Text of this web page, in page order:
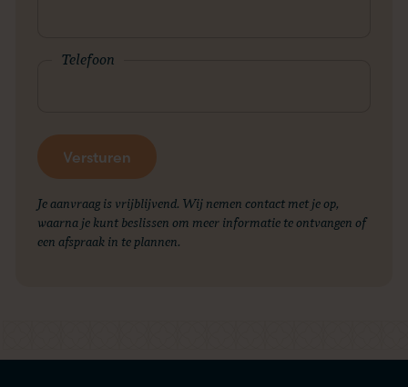
Telefoon
Je aanvraag is vrijblijvend. Wij nemen contact met je op,
waarna je kunt beslissen om meer informatie te ontvangen of
een afspraak in te plannen.